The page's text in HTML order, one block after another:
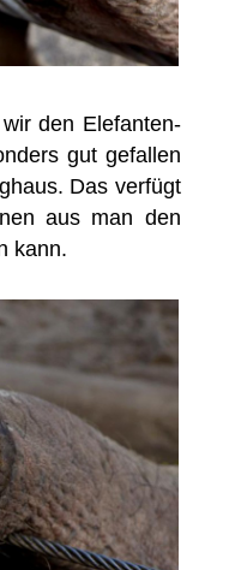
den Elefanten-
gut gefallen
Das verfügt
aus man den
kann.